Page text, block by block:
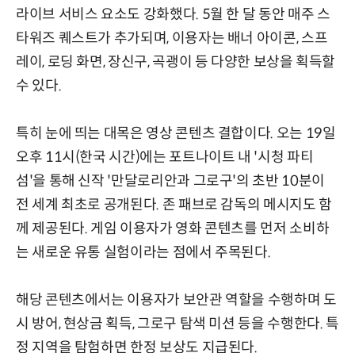
라이브 서비스 요소도 강화했다. 5월 한 달 동안 매주 스
타워즈 퀘스트가 추가되며, 이용자는 배너 아이콘, 스프
레이, 로딩 화면, 장신구, 곡괭이 등 다양한 보상을 획득할
수 있다.
특히 눈에 띄는 대목은 영상 콘텐츠 결합이다. 오는 19일
오후 11시(한국 시간)에는 포트나이트 내 '시청 파티
섬'을 통해 신작 '만달로리안과 그로구'의 초반 10분이
전 세계 최초로 공개된다. 존 패브로 감독의 메시지도 함
께 제공된다. 게임 이용자가 영화 콘텐츠를 먼저 소비하
는 새로운 유통 실험이라는 점에서 주목된다.
해당 콘텐츠에서는 이용자가 보안관 역할을 수행하며 도
시 방어, 현상금 획득, 그로구 탐색 미션 등을 수행한다. 특
정 지역을 탐험하면 한정 보상도 지급된다.